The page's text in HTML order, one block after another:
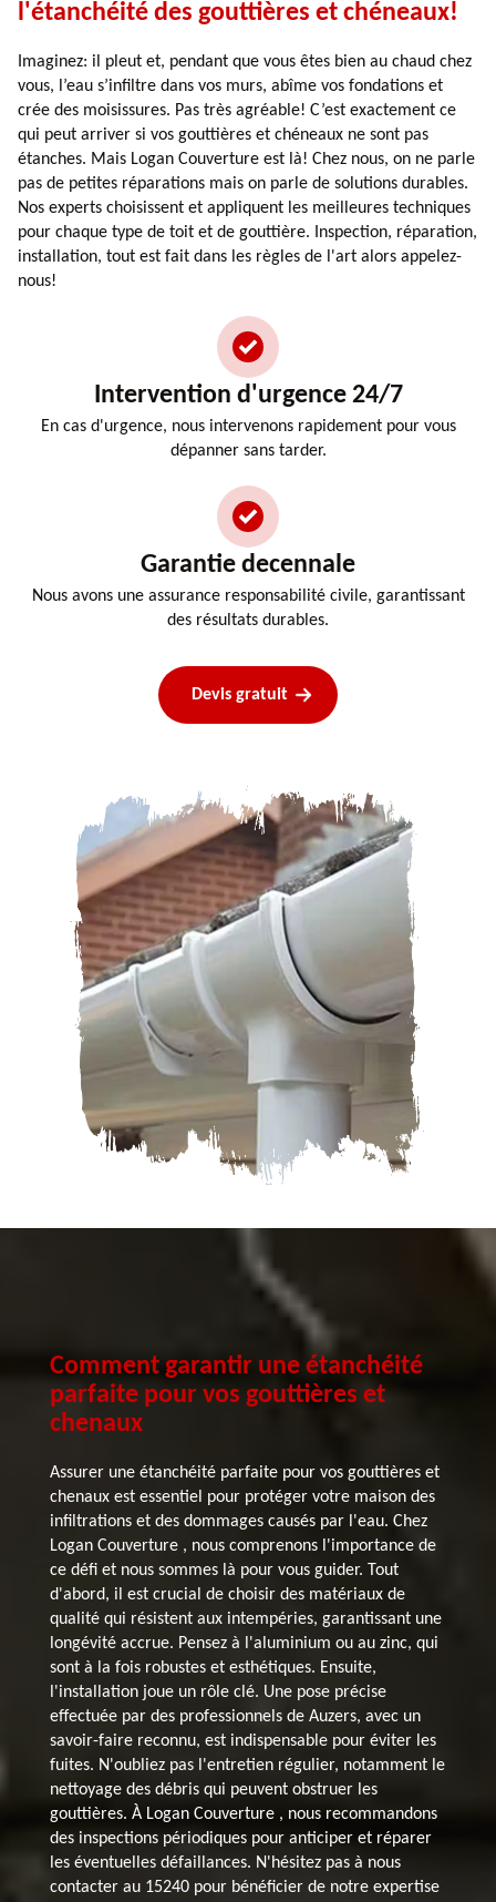
l'étanchéité des gouttières et chéneaux!
Imaginez: il pleut et, pendant que vous êtes bien au chaud chez
vous, l’eau s’infiltre dans vos murs, abîme vos fondations et
crée des moisissures. Pas très agréable! C’est exactement ce
qui peut arriver si vos gouttières et chéneaux ne sont pas
étanches. Mais Logan Couverture est là! Chez nous, on ne parle
pas de petites réparations mais on parle de solutions durables.
Nos experts choisissent et appliquent les meilleures techniques
pour chaque type de toit et de gouttière. Inspection, réparation,
installation, tout est fait dans les règles de l'art alors appelez-
nous!
Intervention d'urgence 24/7
En cas d'urgence, nous intervenons rapidement pour vous
dépanner sans tarder.
Garantie decennale
Nous avons une assurance responsabilité civile, garantissant
des résultats durables.
Devis gratuit
Comment garantir une étanchéité
parfaite pour vos gouttières et
chenaux
Assurer une étanchéité parfaite pour vos gouttières et
chenaux est essentiel pour protéger votre maison des
infiltrations et des dommages causés par l'eau. Chez
Logan Couverture , nous comprenons l'importance de
ce défi et nous sommes là pour vous guider. Tout
d'abord, il est crucial de choisir des matériaux de
qualité qui résistent aux intempéries, garantissant une
longévité accrue. Pensez à l'aluminium ou au zinc, qui
sont à la fois robustes et esthétiques. Ensuite,
l'installation joue un rôle clé. Une pose précise
effectuée par des professionnels de Auzers, avec un
savoir-faire reconnu, est indispensable pour éviter les
fuites. N'oubliez pas l'entretien régulier, notamment le
nettoyage des débris qui peuvent obstruer les
gouttières. À Logan Couverture , nous recommandons
des inspections périodiques pour anticiper et réparer
les éventuelles défaillances. N'hésitez pas à nous
contacter au 15240 pour bénéficier de notre expertise